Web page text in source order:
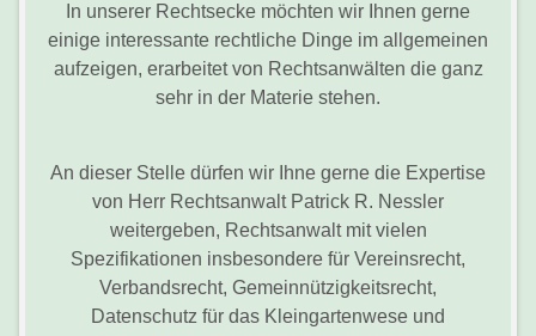
In unserer Rechtsecke möchten wir Ihnen gerne
einige interessante rechtliche Dinge im allgemeinen
aufzeigen, erarbeitet von Rechtsanwälten die ganz
sehr in der Materie stehen.
An dieser Stelle dürfen wir Ihne gerne die Expertise
von Herr Rechtsanwalt Patrick R. Nessler
weitergeben, Rechtsanwalt mit vielen
Spezifikationen insbesondere für Vereinsrecht,
Verbandsrecht, Gemeinnützigkeitsrecht,
Datenschutz für das Kleingartenwese und